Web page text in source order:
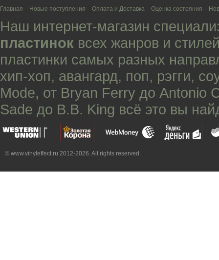
Главная Новые поступления Оплата и Доставка Оценка состояния
Наш интернет-магазин
пластинок всех жанров и
пластинки самых разных
хип-хоп, авангард, поп, рэгги,
Mode, от Bryan Ferry до Antonio
Sade до B.B. King всё это вы
© www.vinyleffect.ru 2012-2026. All rights reserved.